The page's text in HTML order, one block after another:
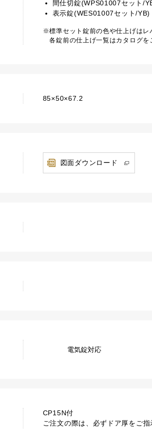
間仕切錠(WPS01007セット
表示錠(WES01007セット/
※標準セット錠前の色や仕上げはレ
各錠前の仕上げ一覧はカタログを
85×50×67.2
図面ダウンロード
電気錠対応
CP15N付
ご注文の際は、必ずドア厚をご指